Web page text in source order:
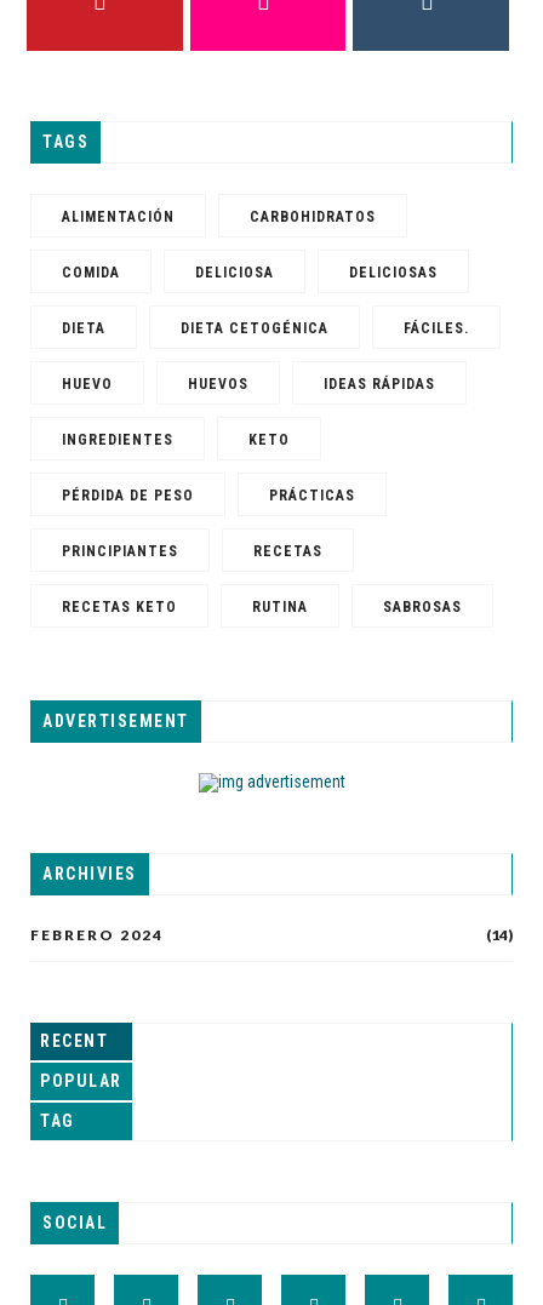
TAGS
ALIMENTACIÓN CARBOHIDRATOS
COMIDA DELICIOSA DELICIOSAS
DIETA DIETA CETOGÉNICA FÁCILES.
HUEVO HUEVOS IDEAS RÁPIDAS
INGREDIENTES KETO
PÉRDIDA DE PESO PRÁCTICAS
PRINCIPIANTES RECETAS
RECETAS KETO RUTINA SABROSAS
ADVERTISEMENT
ARCHIVIES
FEBRERO 2024 (14)
RECENT
POPULAR
TAG
SOCIAL